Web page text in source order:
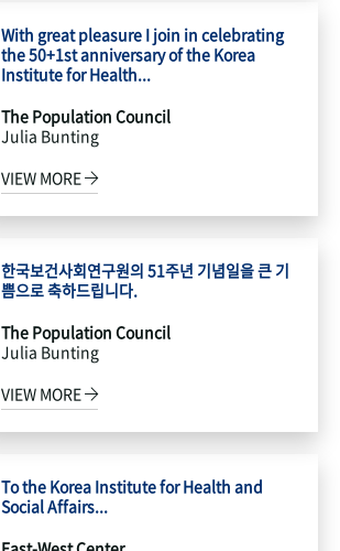
With great pleasure I join in celebrating
the 50+1st anniversary of the Korea
Institute for Health...
The Population Council
Julia Bunting
VIEW MORE
한국보건사회연구원의 51주년 기념일을 큰 기
쁨으로 축하드립니다.
The Population Council
Julia Bunting
VIEW MORE
To the Korea Institute for Health and
Social Affairs...